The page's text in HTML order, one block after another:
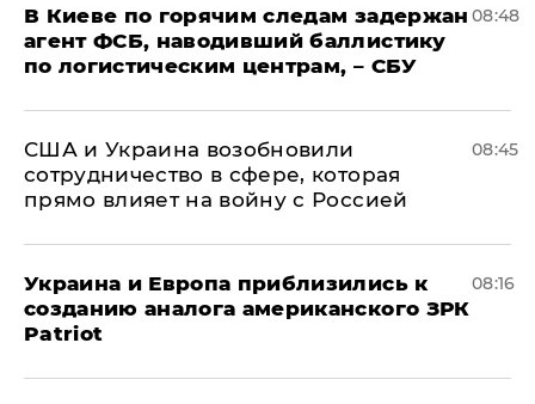
В Киеве по горячим следам задержан
агент ФСБ, наводивший баллистику
по логистическим центрам, – СБУ
08:48
США и Украина возобновили
сотрудничество в сфере, которая
прямо влияет на войну с Россией
08:45
Украина и Европа приблизились к
созданию аналога американского ЗРК
Patriot
08:16